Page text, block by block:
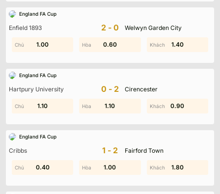
England FA Cup
Enfield 1893 2-0 Welwyn Garden City
0.50 1.90 0.90
1.00 0.60 1.40
England FA Cup
Hartpury University 0-2 Cirencester
1.30 1.80 1.20
1.10 1.10 0.90
England FA Cup
Cribbs 1-2 Fairford Town
0.50 2.00 0.70
0.40 1.00 1.80